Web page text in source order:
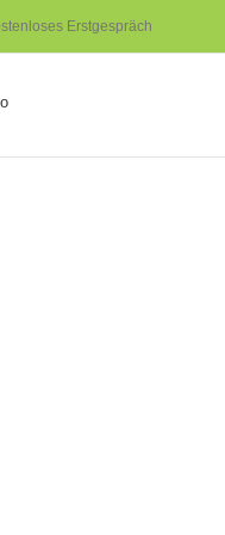
Erstgespräch